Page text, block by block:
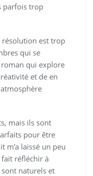
parfois trop
résolution est trop
qui se
qui explore
et de en
mais ils sont
pour être
m’a laissé un peu
fait réfléchir à
sont naturels et